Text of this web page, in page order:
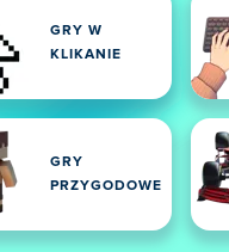
GRY W
KLIKANIE
GRY
PRZYGODOWE